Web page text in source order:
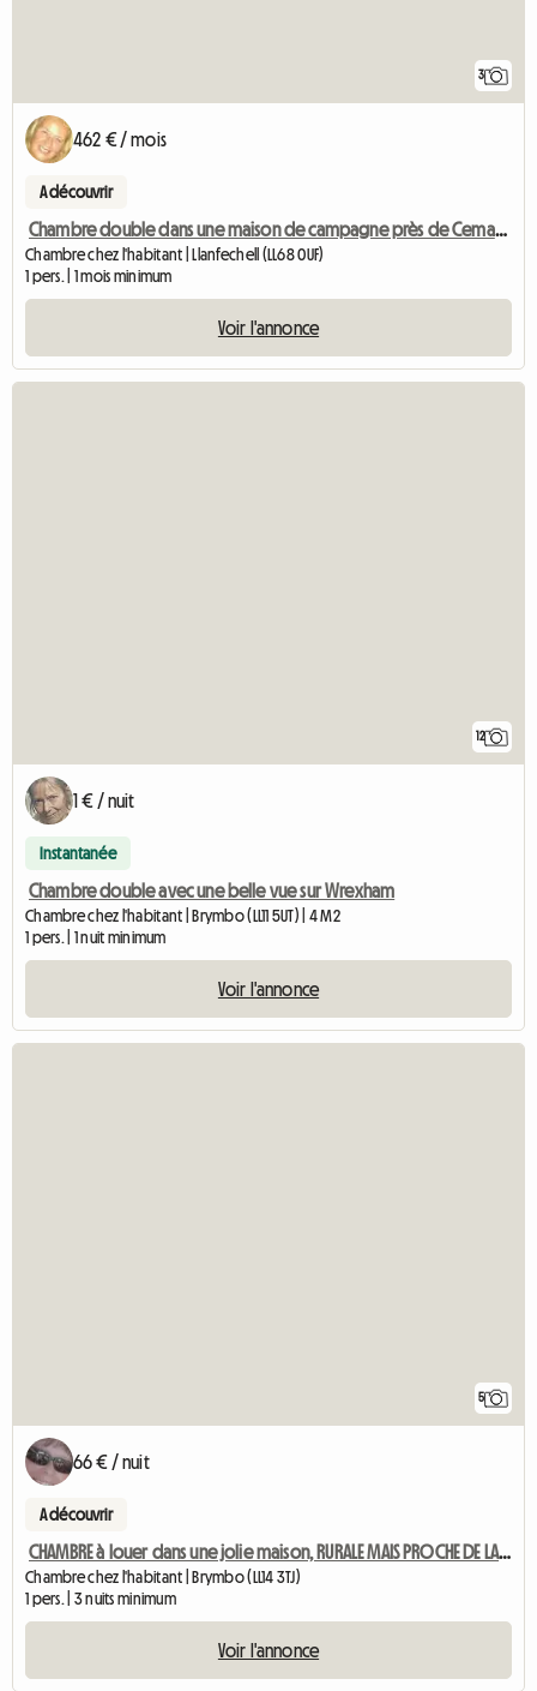
3
462 € / mois
A découvrir
Chambre double dans une maison de campagne près de Cemaes.
Chambre chez l'habitant | Llanfechell (LL68 0UF)
1 pers. | 1 mois minimum
Voir l'annonce
12
1 € / nuit
Instantanée
Chambre double avec une belle vue sur Wrexham
Chambre chez l'habitant | Brymbo (LL11 5UT) | 4 M2
1 pers. | 1 nuit minimum
Voir l'annonce
5
66 € / nuit
A découvrir
CHAMBRE à louer dans une jolie maison, RURALE MAIS PROCHE DE LA GRANDE ROUTE
Chambre chez l'habitant | Brymbo (LL14 3TJ)
1 pers. | 3 nuits minimum
Voir l'annonce